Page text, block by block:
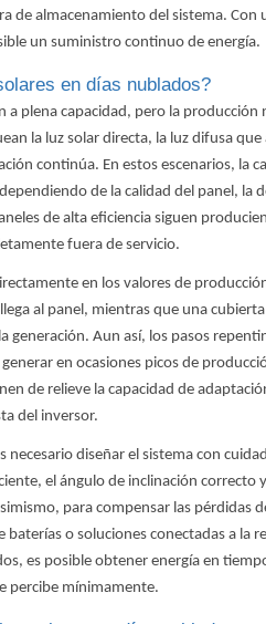
de almacenamiento del sistema. Con
un suministro continuo de energía.
en días nublados?
a plena capacidad, pero la producción
la luz solar directa, la luz difusa que
continúa. En estos escenarios, la
de la calidad del panel, la
de alta eficiencia siguen
fuera de servicio.
en los valores de
al panel, mientras que una
generación. Aun así, los pasos
en ocasiones picos de
de relieve la capacidad de
del inversor.
necesario diseñar el sistema con
el ángulo de inclinación correcto
para compensar las pérdidas
o soluciones conectadas a la
es posible obtener energía en
percibe mínimamente.